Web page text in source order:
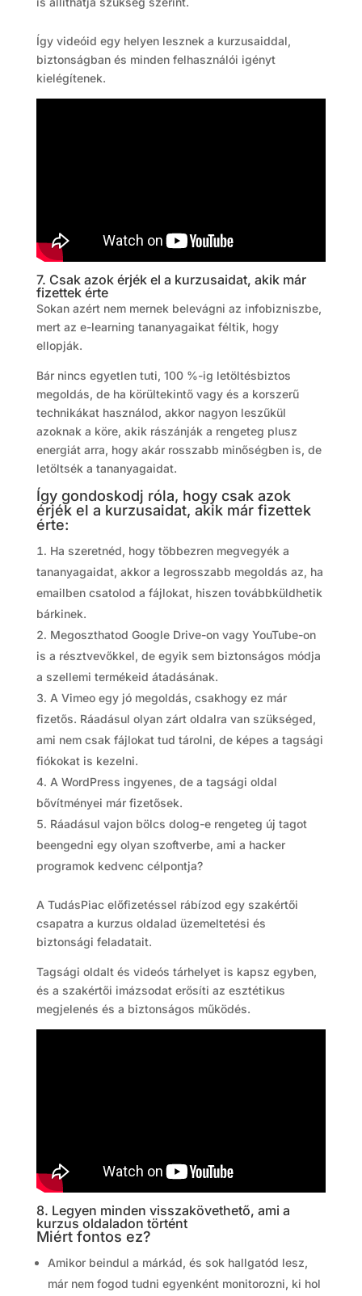
Így videóid egy helyen lesznek a kurzusaiddal,
biztonságban és minden felhasználói igényt
kielégítenek.
7. Csak azok érjék el a kurzusaidat, akik már
fizettek érte
Sokan azért nem mernek belevágni az infobizniszbe,
mert az e-learning tananyagaikat féltik, hogy
ellopják.
Bár nincs egyetlen tuti, 100 %-ig letöltésbiztos
megoldás, de ha körültekintő vagy és a korszerű
technikákat használod, akkor nagyon leszűkül
azoknak a köre, akik rászánják a rengeteg plusz
energiát arra, hogy akár rosszabb minőségben is, de
letöltsék a tananyagaidat.
Így gondoskodj róla, hogy csak azok
érjék el a kurzusaidat, akik már fizettek
érte:
Ha szeretnéd, hogy többezren megvegyék a
tananyagaidat, akkor a legrosszabb megoldás az, ha
emailben csatolod a fájlokat, hiszen továbbküldhetik
bárkinek.
Megoszthatod Google Drive-on vagy YouTube-on
is a résztvevőkkel, de egyik sem biztonságos módja
a szellemi termékeid átadásának.
A Vimeo egy jó megoldás, csakhogy ez már
fizetős. Ráadásul olyan zárt oldalra van szükséged,
ami nem csak fájlokat tud tárolni, de képes a tagsági
fiókokat is kezelni.
A WordPress ingyenes, de a tagsági oldal
bővítményei már fizetősek.
Ráadásul vajon bölcs dolog-e rengeteg új tagot
beengedni egy olyan szoftverbe, ami a hacker
programok kedvenc célpontja?
A TudásPiac előfizetéssel rábízod egy szakértői
csapatra a kurzus oldalad üzemeltetési és
biztonsági feladatait.
Tagsági oldalt és videós tárhelyet is kapsz egyben,
és a szakértői imázsodat erősíti az esztétikus
megjelenés és a biztonságos működés.
8. Legyen minden visszakövethető, ami a
kurzus oldaladon történt
Miért fontos ez?
Amikor beindul a márkád, és sok hallgatód lesz,
már nem fogod tudni egyenként monitorozni, ki hol